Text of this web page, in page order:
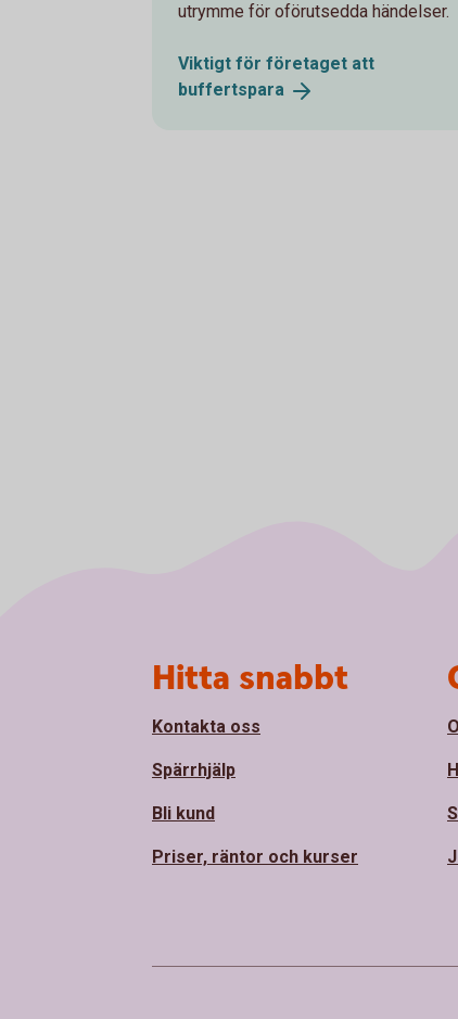
utrymme för oförutsedda händelser.
Viktigt för företaget att
buffertspara
Hitta snabbt
Kontakta oss
Spärrhjälp
Bli kund
Priser, räntor och kurser